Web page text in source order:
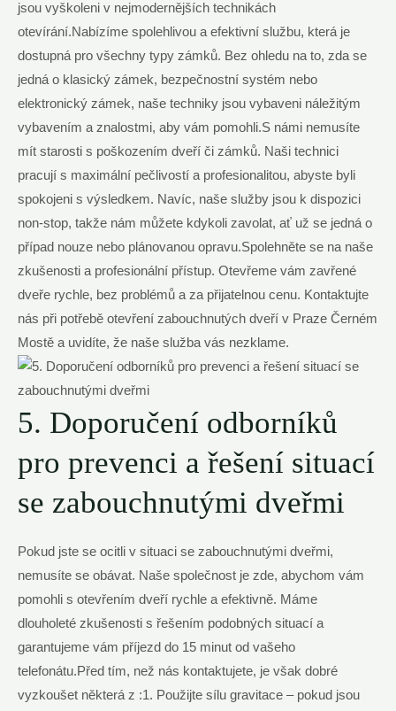
jsou vyškoleni v nejmodernějších technikách
otevírání.Nabízíme spolehlivou a efektivní službu, která je
dostupná pro všechny typy zámků. Bez ohledu na to, zda se
jedná o klasický zámek, bezpečnostní systém nebo
elektronický zámek, naše techniky jsou vybaveni náležitým
vybavením a znalostmi, aby vám pomohli.S námi nemusíte
mít starosti s poškozením dveří či zámků. Naši technici
pracují s maximální pečlivostí a profesionalitou, abyste byli
spokojeni s výsledkem. Navíc, naše služby jsou k dispozici
non-stop, takže nám můžete kdykoli zavolat, ať už se jedná o
případ nouze nebo plánovanou opravu.Spolehněte se na naše
zkušenosti a profesionální přístup. Otevřeme vám zavřené
dveře rychle, bez problémů a za přijatelnou cenu. Kontaktujte
nás při potřebě otevření zabouchnutých dveří v Praze Černém
Mostě a uvidíte, že naše služba vás nezklame.
5. Doporučení odborníků
pro prevenci a řešení situací
se zabouchnutými dveřmi
Pokud jste se ocitli v situaci se zabouchnutými dveřmi,
nemusíte se obávat. Naše společnost je zde, abychom vám
pomohli s otevřením dveří rychle a efektivně. Máme
dlouholeté zkušenosti s řešením podobných situací a
garantujeme vám příjezd do 15 minut od vašeho
telefonátu.Před tím, než nás kontaktujete, je však dobré
vyzkoušet některá z :1. Použijte sílu gravitace – pokud jsou